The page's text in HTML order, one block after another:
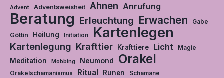
Advent Adventsweisheit Ahnen Anrufung
Beratung Erleuchtung Erwachen Gabe
Göttin Heilung Initiation Kartenlegen
Kartenlegung Krafttier Krafttiere Licht Magie
Meditation Mobbing Neumond Orakel
Orakelschamanismus Ritual Runen
Schamane